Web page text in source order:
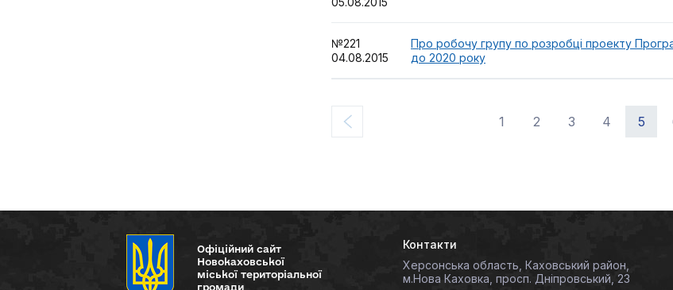
№221
04.08.2015
Про робочу групу по розробці проекту
до 2020 року
1 2 3 4 5
Офіційний сайт
Новокаховської
міської територіальної
громади
Контакти
Херсонська область, Каховський район,
м.Нова Каховка, просп. Дніпровський, 23